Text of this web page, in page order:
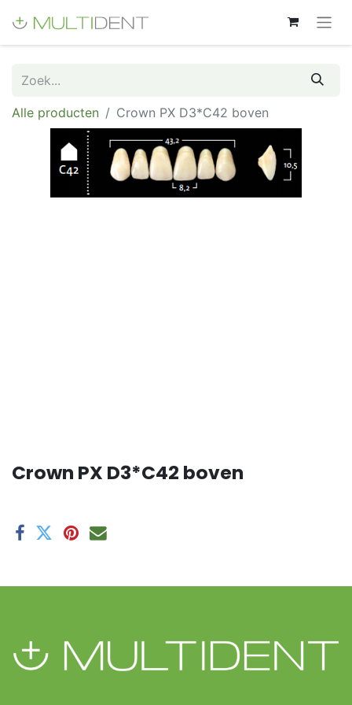
Alle producten Crown PX D3*C42 boven
Crown PX D3*C42 boven